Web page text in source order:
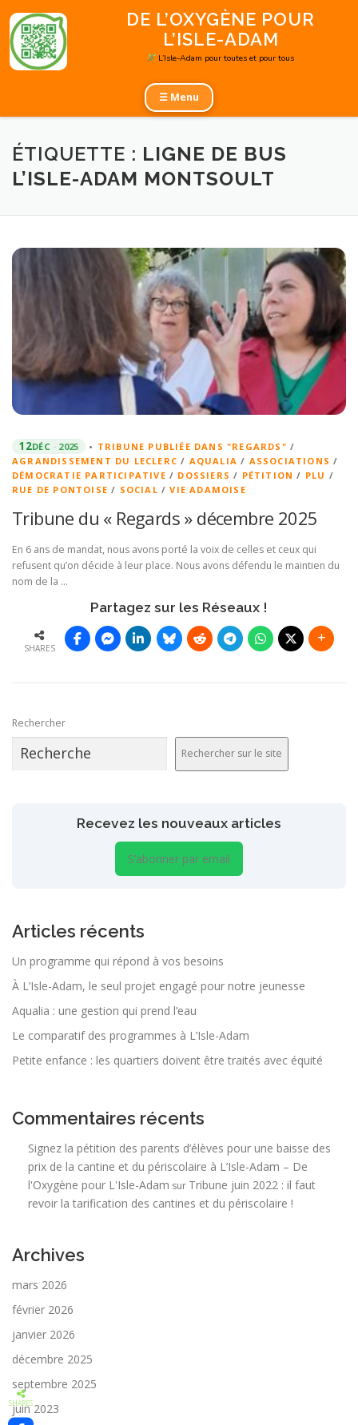
au
contenu
DE L’OXYGÈNE POUR
L’ISLE-ADAM
L’Isle-Adam pour toutes et pour tous
☰ Menu
ÉTIQUETTE : LIGNE DE BUS
L’ISLE-ADAM MONTSOULT
12DÉC 2025 • TRIBUNE PUBLIÉE DANS "REGARDS" /
AGRANDISSEMENT DU LECLERC / AQUALIA / ASSOCIATIONS /
DÉMOCRATIE PARTICIPATIVE / DOSSIERS / PÉTITION / PLU /
RUE DE PONTOISE / SOCIAL /VIE ADAMOISE
Tribune du « Regards » décembre 2025
En 6 ans de mandat, nous avons porté la voix de celles et ceux qui
refusent qu’on décide à leur place. Nous avons défendu le maintien du
nom de la …
Partagez sur les Réseaux !
SHARES
Rechercher
Rechercher sur le site
Recevez les nouveaux articles
S’abonner par email
Articles récents
Un programme qui répond à vos besoins
À L’Isle-Adam, le seul projet engagé pour notre jeunesse
Aqualia : une gestion qui prend l’eau
Le comparatif des programmes à L’Isle-Adam
Petite enfance : les quartiers doivent être traités avec équité
Commentaires récents
Signez la pétition des parents d’élèves pour une baisse des
prix de la cantine et du périscolaire à L’Isle-Adam – De
l'Oxygène pour L'Isle-Adam sur Tribune juin 2022 : il faut
revoir la tarification des cantines et du périscolaire !
Archives
mars 2026
février 2026
janvier 2026
décembre 2025
septembre 2025
juin 2023
SHARES